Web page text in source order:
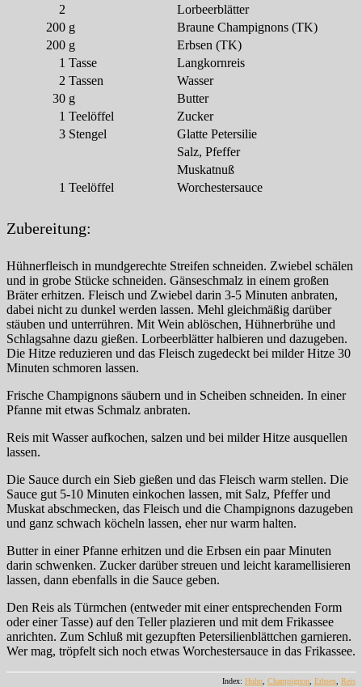
2
Lorbeerblätter
200 g
Braune Champignons (TK)
200 g
Erbsen (TK)
1 Tasse
Langkornreis
2 Tassen
Wasser
30 g
Butter
1 Teelöffel
Zucker
3 Stengel
Glatte Petersilie
Salz, Pfeffer
Muskatnuß
1 Teelöffel Worchestersauce
Zubereitung:
Hühnerfleisch in mundgerechte Streifen schneiden. Zwiebel schälen
und in grobe Stücke schneiden. Gänseschmalz in einem großen
Bräter erhitzen. Fleisch und Zwiebel darin 3-5 Minuten anbraten,
dabei nicht zu dunkel werden lassen. Mehl gleichmäßig darüber
stäuben und unterrühren. Mit Wein ablöschen, Hühnerbrühe und
Schlagsahne dazu gießen. Lorbeerblätter halbieren und dazugeben.
Die Hitze reduzieren und das Fleisch zugedeckt bei milder Hitze 30
Minuten schmoren lassen.
Frische Champignons säubern und in Scheiben schneiden. In einer
Pfanne mit etwas Schmalz anbraten.
Reis mit Wasser aufkochen, salzen und bei milder Hitze ausquellen
lassen.
Die Sauce durch ein Sieb gießen und das Fleisch warm stellen. Die
Sauce gut 5-10 Minuten einkochen lassen, mit Salz, Pfeffer und
Muskat abschmecken, das Fleisch und die Champignons dazugeben
und ganz schwach köcheln lassen, eher nur warm halten.
Butter in einer Pfanne erhitzen und die Erbsen ein paar Minuten
darin schwenken. Zucker darüber streuen und leicht karamellisieren
lassen, dann ebenfalls in die Sauce geben.
Den Reis als Türmchen (entweder mit einer entsprechenden Form
oder einer Tasse) auf den Teller plazieren und mit dem Frikassee
anrichten. Zum Schluß mit gezupften Petersilienblättchen garnieren.
Wer mag, tröpfelt sich noch etwas Worchestersauce in das Frikassee.
Index: Huhn, Champignon, Erbsen, Reis